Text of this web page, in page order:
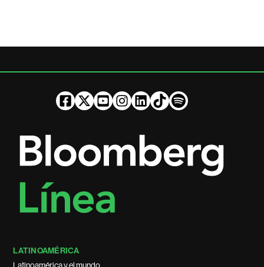
LATINOAMÉRICA